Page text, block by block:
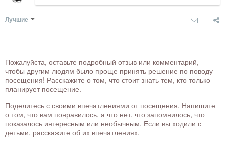
Лучшие
Пожалуйста, оставьте подробный отзыв или комментарий,
чтобы другим людям было проще принять решение по поводу
посещения! Расскажите о том, что стоит знать тем, кто только
планирует посещение.
Поделитесь с своими впечатлениями от посещения. Напишите
о том, что вам понравилось, а что нет, что запомнилось, что
показалось интересным или необычным. Если вы ходили с
детьми, расскажите об их впечатлениях.